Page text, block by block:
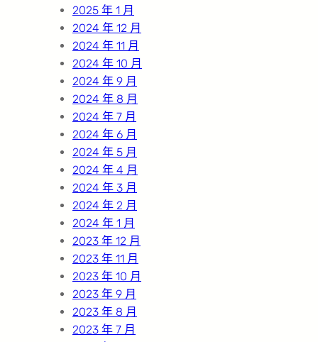
2025 年 1 月
2024 年 12 月
2024 年 11 月
2024 年 10 月
2024 年 9 月
2024 年 8 月
2024 年 7 月
2024 年 6 月
2024 年 5 月
2024 年 4 月
2024 年 3 月
2024 年 2 月
2024 年 1 月
2023 年 12 月
2023 年 11 月
2023 年 10 月
2023 年 9 月
2023 年 8 月
2023 年 7 月